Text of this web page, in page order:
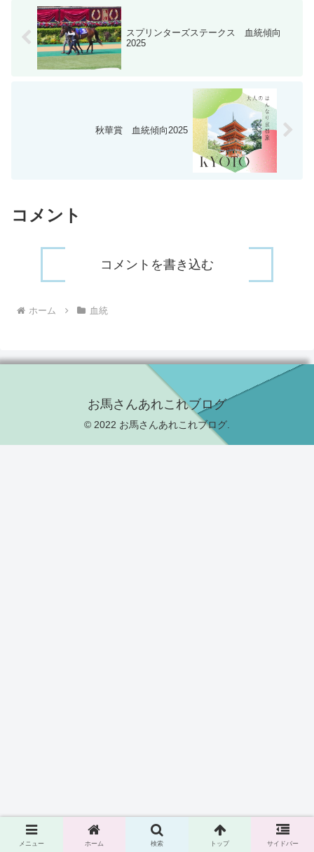
スプリンターズステークス 血統傾向
2025
秋華賞 血統傾向2025
コメント
コメントを書き込む
ホーム 血統
お馬さんあれこれブログ
© 2022 お馬さんあれこれブログ.
メニュー ホーム 検索 トップ サイドバー